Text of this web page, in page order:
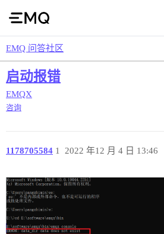
EMQ 问答社区
启动报错
EMQX
咨询
1178705584 2022 年12 月 4 日 13:46
1